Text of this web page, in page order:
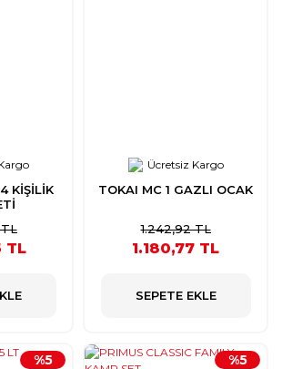
KİŞİLİK
TL
Ücretsiz Kargo
TOKAI MC 1 GAZLI OCAK
1.242,92 TL
1.180,77 TL
SEPETE EKLE
%5 %5